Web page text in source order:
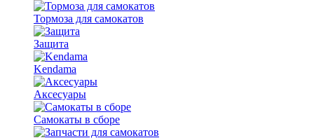
Тормоза для самокатов
Защита
Kendama
Аксесуары
Самокаты в сборе